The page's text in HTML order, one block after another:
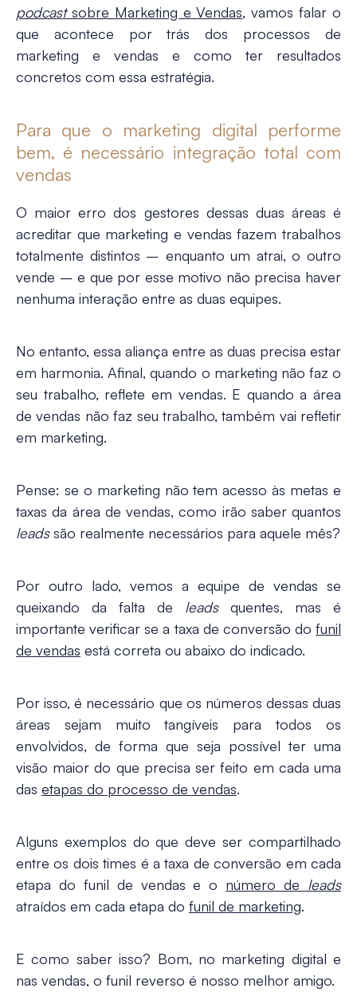
podcastsobre Marketing e Vendas, vamos falar o
que acontece por trás dos processos de
marketing e vendas e como ter resultados
concretos com essa estratégia.
Para que o marketing digital performe
bem, é necessário integração total com
vendas
O maior erro dos gestores dessas duas áreas é
acreditar que marketing e vendas fazem trabalhos
totalmente distintos – enquanto um atrai, o outro
vende – e que por esse motivo não precisa haver
nenhuma interação entre as duas equipes.
No entanto, essa aliança entre as duas precisa estar
em harmonia. Afinal, quando o marketing não faz o
seu trabalho, reflete em vendas. E quando a área
de vendas não faz seu trabalho, também vai refletir
em marketing.
Pense: se o marketing não tem acesso às metas e
taxas da área de vendas, como irão saber quantos
leadssão realmente necessários para aquele mês?
Por outro lado, vemos a equipe de vendas se
queixando da falta de leads quentes, mas é
importante verificar se a taxa de conversão do funil
de vendas está correta ou abaixo do indicado.
Por isso, é necessário que os números dessas duas
áreas sejam muito tangíveis para todos os
envolvidos, de forma que seja possível ter uma
visão maior do que precisa ser feito em cada uma
das etapas do processo de vendas.
Alguns exemplos do que deve ser compartilhado
entre os dois times é a taxa de conversão em cada
etapa do funil de vendas e o número de leads
atraídos em cada etapa do funil de marketing.
E como saber isso? Bom, no marketing digital e
nas vendas, o funil reverso é nosso melhor amigo.